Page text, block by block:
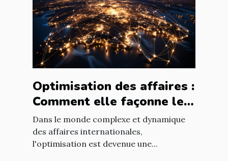
Optimisation des affaires :
Comment elle façonne le
paysage économique
international
Dans le monde complexe et dynamique
des affaires internationales,
l'optimisation est devenue une...